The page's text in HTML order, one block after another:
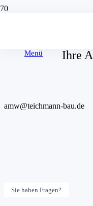
Menü Ihre
amw@teichmann-bau.de
Sie haben Fragen?